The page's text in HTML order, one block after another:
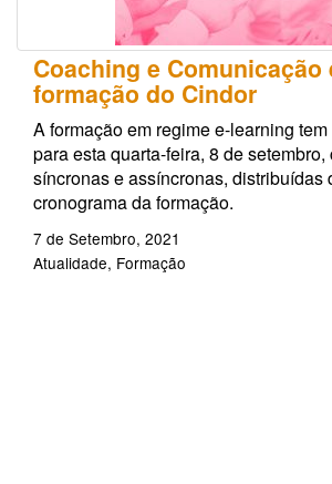
Coaching e Comunicação
formação do Cindor
A formação em regime e-learning
para esta quarta-feira, 8 de
síncronas e assíncronas, distribuídas
cronograma da formação.
7 de Setembro, 2021
Atualidade Formação